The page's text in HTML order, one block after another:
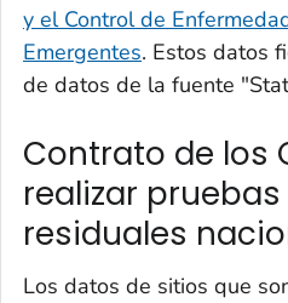
y el Control de
Emergentes. Estos datos
de datos de la fuente
Contrato de los
realizar
residuales
Los datos de sitios que